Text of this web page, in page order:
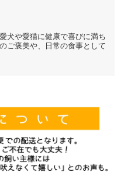
犬や愛猫に健康で喜びに満ち
ご褒美や、日常の食事として